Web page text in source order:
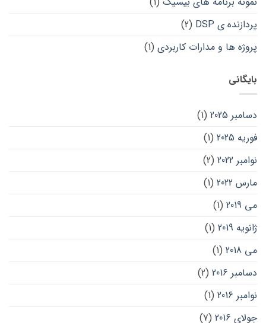
پردازنده ی DSP
(2)
پروژه ها و مدارات کاربردی (1)
بایگانی
دسامبر 2025
(1)
فوریه 2025
(1)
نوامبر 2022
(2)
مارس 2022
(1)
می 2019
(1)
ژانویه 2019
(1)
می 2018
(1)
دسامبر 2016
(2)
نوامبر 2016
(1)
جولای 2016
(7)